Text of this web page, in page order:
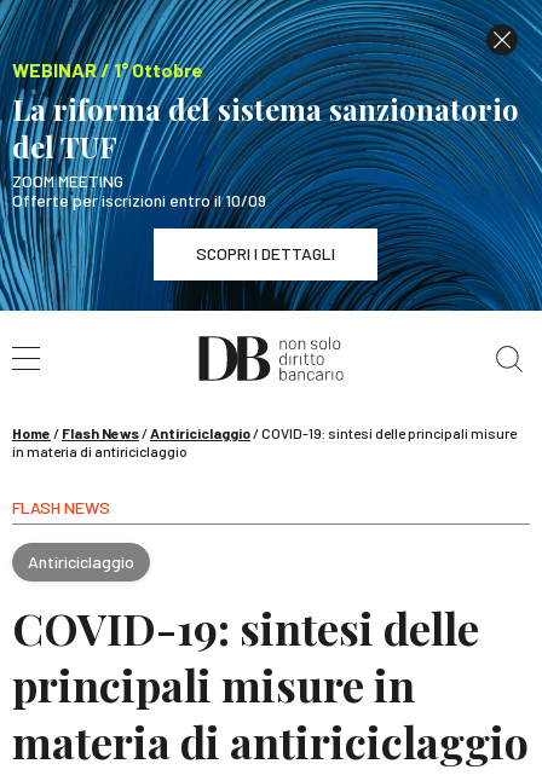
WEBINAR / 1° Ottobre
La riforma del sistema sanzionatorio
del TUF
ZOOM MEETING
Offerte per iscrizioni entro il 10/09
SCOPRI I DETTAGLI
WEBINAR / 1° Ottobre
La riforma del sistema sanzionatorio del TUF
Home / Flash News/Antiriciclaggio/COVID-19: sintesi delle principali misure
in materia di antiriciclaggio
FLASH NEWS
Antiriciclaggio
COVID-19: sintesi delle
principali misure in
materia di antiriciclaggio